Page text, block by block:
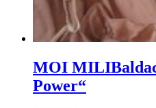
MOI MILI
Power“